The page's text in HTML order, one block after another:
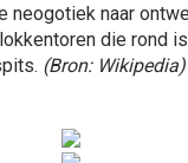
neogotiek naar
die rond
(Bron: Wikipedia)